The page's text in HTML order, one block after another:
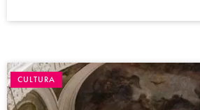
CULTURA